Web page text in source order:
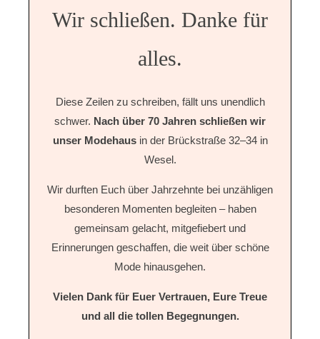
Wir schließen. Danke für
alles.
Diese Zeilen zu schreiben, fällt uns unendlich
schwer. Nach über 70 Jahren schließen wir
unser Modehausin der Brückstraße 32–34 in
Wesel.
Wir durften Euch über Jahrzehnte bei unzähligen
besonderen Momenten begleiten – haben
gemeinsam gelacht, mitgefiebert und
Erinnerungen geschaffen, die weit über schöne
Mode hinausgehen.
Vielen Dank für Euer Vertrauen, Eure Treue
und all die tollen Begegnungen.